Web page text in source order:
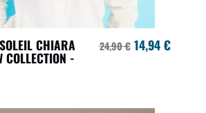
CHIARA
-
24,90 € 14,94 €